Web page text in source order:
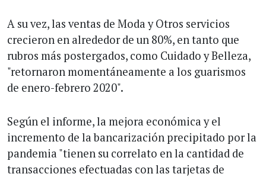
A su vez, las ventas de Moda y Otros servicios
crecieron en alrededor de un 80%, en tanto que
rubros más postergados, como Cuidado y Belleza,
"retornaron momentáneamente a los guarismos
de enero-febrero 2020".
Según el informe, la mejora económica y el
incremento de la bancarización precipitado por la
pandemia "tienen su correlato en la cantidad de
transacciones efectuadas con las tarjetas de